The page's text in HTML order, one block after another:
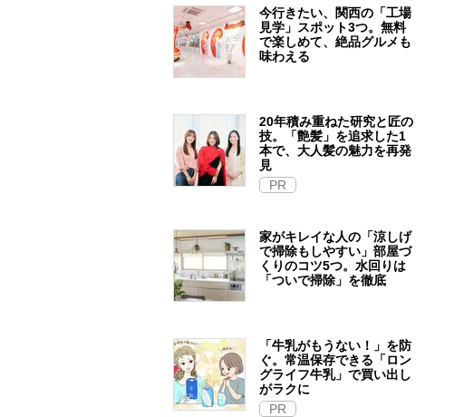
今行きたい、関西の「工場
見学」スポット3つ。無料
で楽しめて、絶品グルメも
味わえる
20年積み重ねた研究と匠の
技。「艶髪」を追求した1
本で、大人髪の魅力を再発
見
PR
家がキレイな人の「涼しげ
で掃除もしやすい」部屋づ
くりのコツ5つ。水回りは
「ついで掃除」を徹底
「牛乳がもうない！」を防
ぐ。常温保存できる「ロン
グライフ牛乳」で買い出し
がラクに
PR